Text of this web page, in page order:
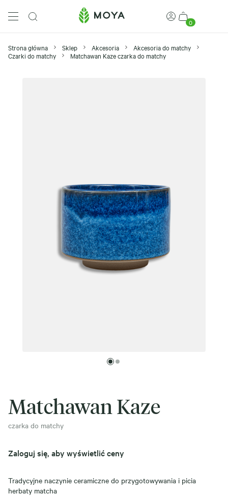
0
Strona główna Sklep Akcesoria
Akcesoria do matchy
Czarki do matchy
Matchawan Kaze czarka do matchy
Matchawan Kaze
czarka do matchy
Zaloguj się, aby wyświetlić ceny
Tradycyjne naczynie ceramiczne do przygotowywania i picia
herbaty matcha